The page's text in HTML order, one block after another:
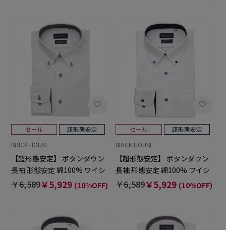
BRICK HOUSE
【超形態安定】 ボタンダウン
長袖 形態安定 綿100% ワイシ
ャツ
￥6,589￥5,929 (10%OFF)
BRICK HOUSE
【超形態安定】 ボタンダウン
長袖 形態安定 綿100% ワイシ
ャツ
￥6,589￥5,929 (10%OFF)